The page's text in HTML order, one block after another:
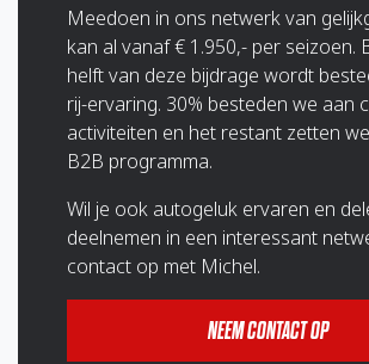
Meedoen in ons netwerk van
kan al vanaf € 1.950,- per seizoen.
helft van deze bijdrage wordt
rij-ervaring. 30% besteden we aan
activiteiten en het restant zetten
B2B programma.
Wil je ook autogeluk ervaren en
deelnemen in een interessant
contact op met Michel.
NEEM CONTACT OP